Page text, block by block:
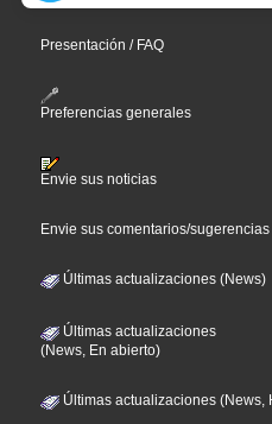
Presentación / FAQ
Preferencias generales
Envie sus noticias
Envie sus comentarios/sugerencias
Últimas actualizaciones (News)
Últimas actualizaciones
(News, En abierto)
Últimas actualizaciones (News,